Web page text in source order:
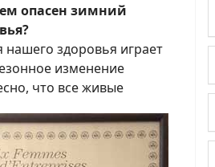
опасен зимний
здоровья играет
изменение
что все живые